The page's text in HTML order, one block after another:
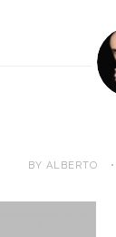
BY ALBERTO